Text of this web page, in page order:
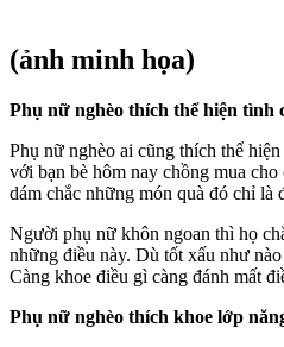
(ảnh minh họa)
Phụ nữ nghèo thích thể hiện tình
Phụ nữ nghèo ai cũng thích thể
với bạn bè hôm nay chồng mua
dám chắc những món quà đó chỉ là
Người phụ nữ khôn ngoan thì họ
những điều này. Dù tốt xấu như
Càng khoe điều gì càng đánh mất
Phụ nữ nghèo thích khoe lớp